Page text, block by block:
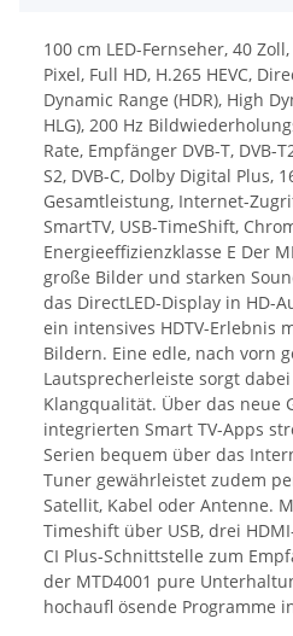
100 cm LED-Fernseher, 40
Pixel, Full HD, H.265 HEVC,
Dynamic Range (HDR), High
HLG), 200 Hz
Rate, Empfänger DVB-T, DVB-
S2, DVB-C, Dolby Digital Plus,
Gesamtleistung, Internet-
SmartTV, USB-TimeShift,
Energieeffizienzklasse E Der
große Bilder und starken
das DirectLED-Display in HD-
ein intensives HDTV-Erlebnis
Bildern. Eine edle, nach vorn
Lautsprecherleiste sorgt
Klangqualität. Über das neue
integrierten Smart TV-Apps
Serien bequem über das
Tuner gewährleistet zudem
Satellit, Kabel oder Antenne.
Timeshift über USB, drei
CI Plus-Schnittstelle zum
der MTD4001 pure
hochaufl ösende Programme